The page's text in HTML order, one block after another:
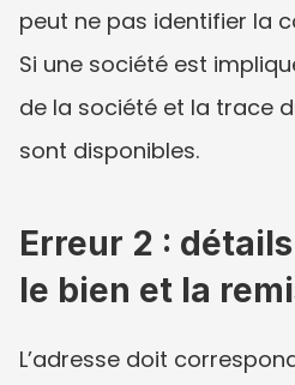
peut ne pas identifier la
Si une société est
de la société et la trace
sont disponibles.
Erreur 2 :
le bien et la
L’adresse doit